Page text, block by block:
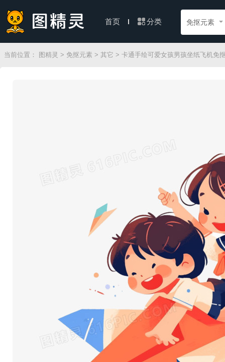
首页 分类 免抠元素
当前位置： 图精灵 > 免抠元素 > 其它 > 卡通手绘可爱女孩男孩坐纸飞机免